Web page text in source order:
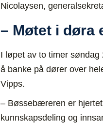
Nicolaysen,
– Møtet i døra
I løpet av to timer
å banke på dører over
Vipps.
– Bøssebæreren er
kunnskapsdeling og